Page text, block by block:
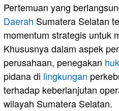
Pertemuan yang
Daerah Sumatera Selatan
momentum strategis untuk
Khususnya dalam aspek
perusahaan, penegakan
pidana di lingkungan
terhadap keberlanjutan
wilayah Sumatera Selatan.